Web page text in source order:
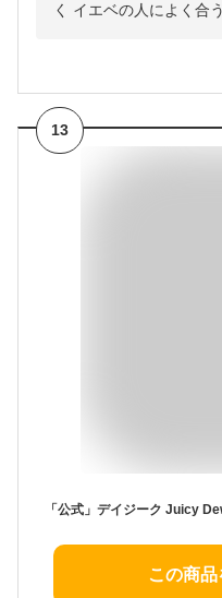
く イエベの人によく合
13
この商